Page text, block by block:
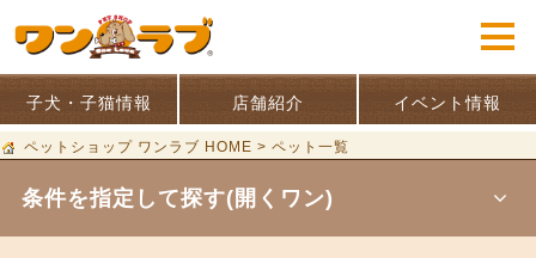
子犬・子猫情報 店舗紹介 イベント情報
ペットショップ ワンラブ HOME > ペット一覧
条件を指定して探す(開くワン)